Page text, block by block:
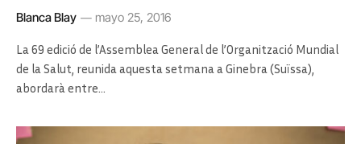
Blanca Blay mayo 25, 2016
La 69 edició de l’Assemblea General de l’Organització Mundial
de la Salut, reunida aquesta setmana a Ginebra (Suïssa),
abordarà entre…